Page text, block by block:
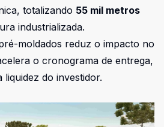
totalizando 55 mil metros
industrializada.
moldados reduz o impacto no
o cronograma de entrega,
do investidor.